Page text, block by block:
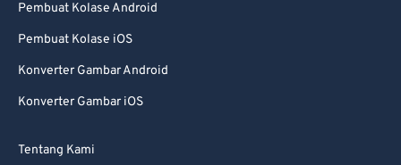
Pembuat Kolase Android
Pembuat Kolase iOS
Konverter Gambar Android
Konverter Gambar iOS
Tentang Kami